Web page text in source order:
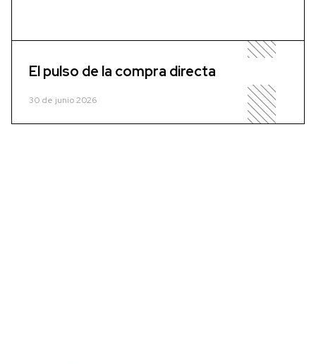
El pulso de la compra directa
30 de junio 2026